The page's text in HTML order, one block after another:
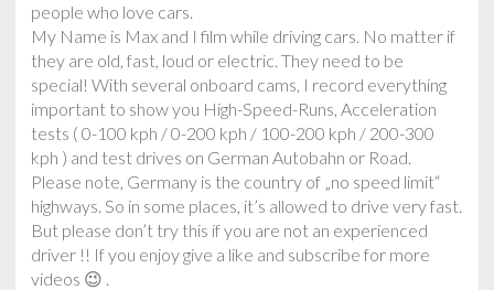
people who love cars.
My Name is Max and I film while driving cars. No matter if
they are old, fast, loud or electric. They need to be
special! With several onboard cams, I record everything
important to show you High-Speed-Runs, Acceleration
tests ( 0-100 kph / 0-200 kph / 100-200 kph / 200-300
kph ) and test drives on German Autobahn or Road.
Please note, Germany is the country of „no speed limit“
highways. So in some places, it’s allowed to drive very fast.
But please don’t try this if you are not an experienced
driver !! If you enjoy give a like and subscribe for more
videos 😉 .